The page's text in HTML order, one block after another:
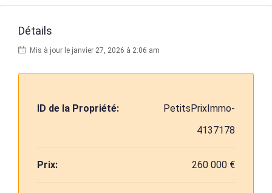
Détails
Mis à jour le janvier 27, 2026 à 2:06 am
ID de la Propriété:
PetitsPrixImmo-
4137178
Prix: 260 000 €